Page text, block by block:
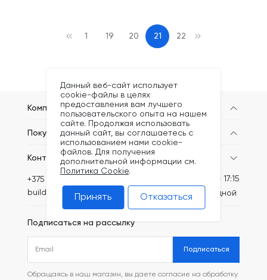
1 19 20 21 22
Компания
Покупателям
Контакты
+375 (44) 749-20-73
build@kronex-company.by
Пн-Пт: 8:30 - 17:15
Сб-вс: выходной
Подписаться на рассылку
Подписаться
Обращаясь в наш магазин, вы даете согласие на обработку
Данный веб-сайт использует
cookie-файлы в целях
предоставления вам лучшего
пользовательского опыта на нашем
сайте. Продолжая использовать
данный сайт, вы соглашаетесь с
использованием нами cookie-
файлов. Для получения
дополнительной информации см.
Политика Cookie.
Принять Отказаться